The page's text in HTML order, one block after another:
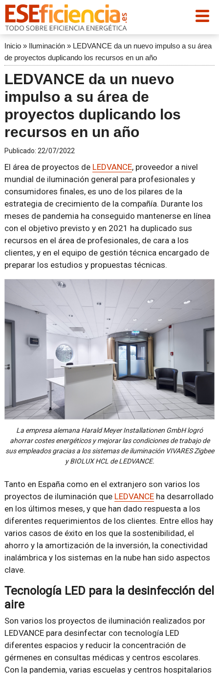
Inicio» Iluminación» LEDVANCE da un nuevo impulso a su área
de proyectos duplicando los recursos en un año
LEDVANCE da un nuevo
impulso a su área de
proyectos duplicando los
recursos en un año
Publicado: 22/07/2022
El área de proyectos de LEDVANCE, proveedor a nivel
mundial de iluminación general para profesionales y
consumidores finales, es uno de los pilares de la
estrategia de crecimiento de la compañía. Durante los
meses de pandemia ha conseguido mantenerse en línea
con el objetivo previsto y en 2021 ha duplicado sus
recursos en el área de profesionales, de cara a los
clientes, y en el equipo de gestión técnica encargado de
preparar los estudios y propuestas técnicas.
La empresa alemana Harald Meyer Installationen GmbH logró
ahorrar costes energéticos y mejorar las condiciones de trabajo de
sus empleados gracias a los sistemas de iluminación VIVARES Zigbee
y BIOLUX HCL de LEDVANCE.
Tanto en España como en el extranjero son varios los
proyectos de iluminación que LEDVANCEha desarrollado
en los últimos meses, y que han dado respuesta a los
diferentes requerimientos de los clientes. Entre ellos hay
varios casos de éxito en los que la sostenibilidad, el
ahorro y la amortización de la inversión, la conectividad
inalámbrica y los sistemas en la nube han sido aspectos
clave.
Tecnología LED para la desinfección del
aire
Son varios los proyectos de iluminación realizados por
LEDVANCE para desinfectar con tecnología LED
diferentes espacios y reducir la concentración de
gérmenes en consultas médicas y centros escolares.
Con la pandemia, varias escuelas y centros hospitalarios